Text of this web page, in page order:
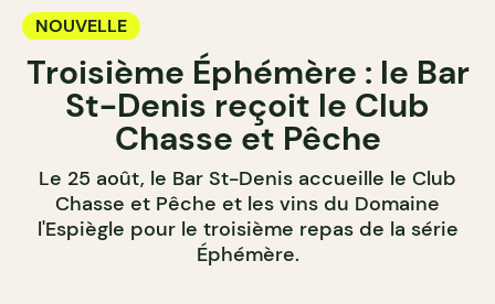
NOUVELLE
Troisième Éphémère : le Bar
St-Denis reçoit le Club
Chasse et Pêche
Le 25 août, le Bar St-Denis accueille le Club
Chasse et Pêche et les vins du Domaine
l'Espiègle pour le troisième repas de la série
Éphémère.